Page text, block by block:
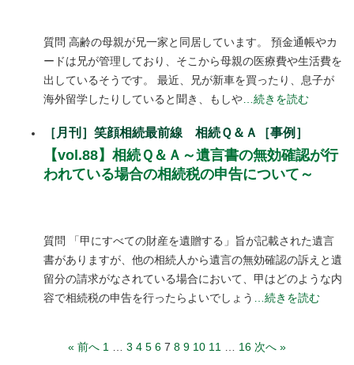
質問 高齢の母親が兄一家と同居しています。 預金通帳やカ
ードは兄が管理しており、そこから母親の医療費や生活費を
出しているそうです。 最近、兄が新車を買ったり、息子が
海外留学したりしていると聞き、もしや …続きを読む
［月刊］笑顔相続最前線 相続Ｑ＆Ａ［事例］
【vol.88】相続Ｑ＆Ａ～遺言書の無効確認が行
われている場合の相続税の申告について～
質問 「甲にすべての財産を遺贈する」旨が記載された遺言
書がありますが、他の相続人から遺言の無効確認の訴えと遺
留分の請求がなされている場合において、甲はどのような内
容で相続税の申告を行ったらよいでしょう
…続きを読む
« 前へ 1 3 4 5 6 7 8 9 10 11 16 次へ »